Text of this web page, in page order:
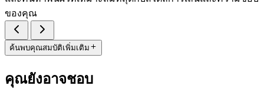
ของคุณ
ค้นพบคุณสมบัติเพิ่มเติม
คุณยังอาจชอบ